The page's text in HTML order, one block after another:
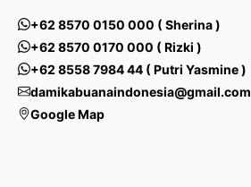
+62 8570 0150 000 ( Sherina )
+62 8570 0170 000 ( Rizki )
+62 8558 7984 44 ( Putri Yasmine )
damikabuanaindonesia@gmail.com
Google Map